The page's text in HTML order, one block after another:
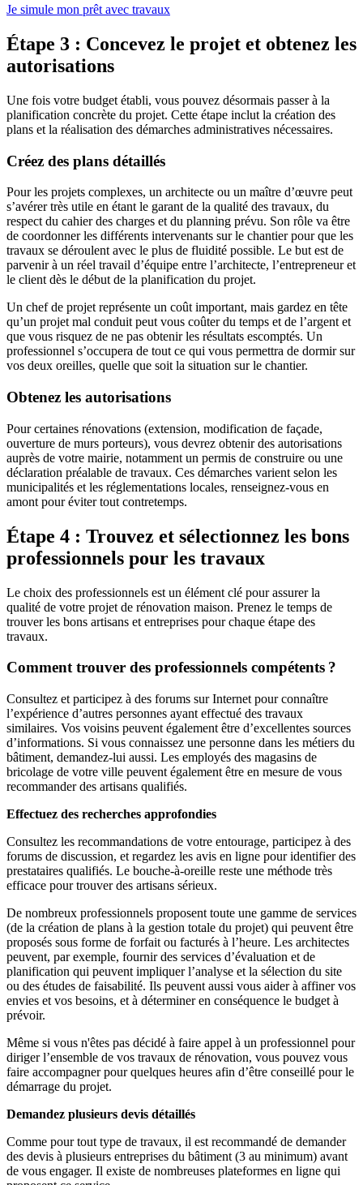
Je simule mon prêt avec travaux
Étape 3 : Concevez le projet et obtenez les
autorisations
Une fois votre budget établi, vous pouvez désormais passer à la
planification concrète du projet. Cette étape inclut la création des
plans et la réalisation des démarches administratives nécessaires.
Créez des plans détaillés
Pour les projets complexes, un architecte ou un maître d’œuvre peut
s’avérer très utile en étant le garant de la qualité des travaux, du
respect du cahier des charges et du planning prévu. Son rôle va être
de coordonner les différents intervenants sur le chantier pour que les
travaux se déroulent avec le plus de fluidité possible. Le but est de
parvenir à un réel travail d’équipe entre l’architecte, l’entrepreneur et
le client dès le début de la planification du projet.
Un chef de projet représente un coût important, mais gardez en tête
qu’un projet mal conduit peut vous coûter du temps et de l’argent et
que vous risquez de ne pas obtenir les résultats escomptés. Un
professionnel s’occupera de tout ce qui vous permettra de dormir sur
vos deux oreilles, quelle que soit la situation sur le chantier.
Obtenez les autorisations
Pour certaines rénovations (extension, modification de façade,
ouverture de murs porteurs), vous devrez obtenir des autorisations
auprès de votre mairie, notamment un permis de construire ou une
déclaration préalable de travaux. Ces démarches varient selon les
municipalités et les réglementations locales, renseignez-vous en
amont pour éviter tout contretemps.
Étape 4 : Trouvez et sélectionnez les bons
professionnels pour les travaux
Le choix des professionnels est un élément clé pour assurer la
qualité de votre projet de rénovation maison. Prenez le temps de
trouver les bons artisans et entreprises pour chaque étape des
travaux.
Comment trouver des professionnels compétents ?
Consultez et participez à des forums sur Internet pour connaître
l’expérience d’autres personnes ayant effectué des travaux
similaires. Vos voisins peuvent également être d’excellentes sources
d’informations. Si vous connaissez une personne dans les métiers du
bâtiment, demandez-lui aussi. Les employés des magasins de
bricolage de votre ville peuvent également être en mesure de vous
recommander des artisans qualifiés.
Effectuez des recherches approfondies
Consultez les recommandations de votre entourage, participez à des
forums de discussion, et regardez les avis en ligne pour identifier des
prestataires qualifiés. Le bouche-à-oreille reste une méthode très
efficace pour trouver des artisans sérieux.
De nombreux professionnels proposent toute une gamme de services
(de la création de plans à la gestion totale du projet) qui peuvent être
proposés sous forme de forfait ou facturés à l’heure. Les architectes
peuvent, par exemple, fournir des services d’évaluation et de
planification qui peuvent impliquer l’analyse et la sélection du site
ou des études de faisabilité. Ils peuvent aussi vous aider à affiner vos
envies et vos besoins, et à déterminer en conséquence le budget à
prévoir.
Même si vous n'êtes pas décidé à faire appel à un professionnel pour
diriger l’ensemble de vos travaux de rénovation, vous pouvez vous
faire accompagner pour quelques heures afin d’être conseillé pour le
démarrage du projet.
Demandez plusieurs devis détaillés
Comme pour tout type de travaux, il est recommandé de demander
des devis à plusieurs entreprises du bâtiment (3 au minimum) avant
de vous engager. Il existe de nombreuses plateformes en ligne qui